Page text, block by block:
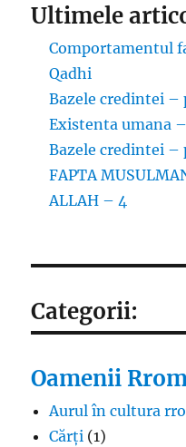
Ultimele
Comportamentul
Qadhi
Bazele credintei –
Existenta umana
Bazele credintei –
FAPTA
ALLAH – 4
Categorii:
Oamenii
Aurul în cultura
Cărți (1)